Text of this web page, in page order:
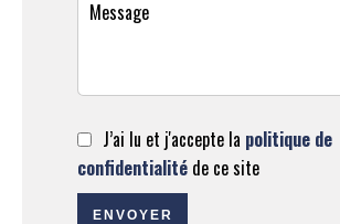
J’ai lu et j'accepte la politique de
confidentialité de ce site
ENVOYER